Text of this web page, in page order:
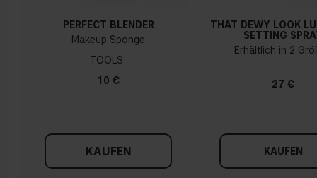
PERFECT BLENDER
Makeup Sponge
TOOLS
10 €
KAUFEN
THAT DEWY LOOK
SETTING
Erhältlich in 2
27 €
KAUFEN